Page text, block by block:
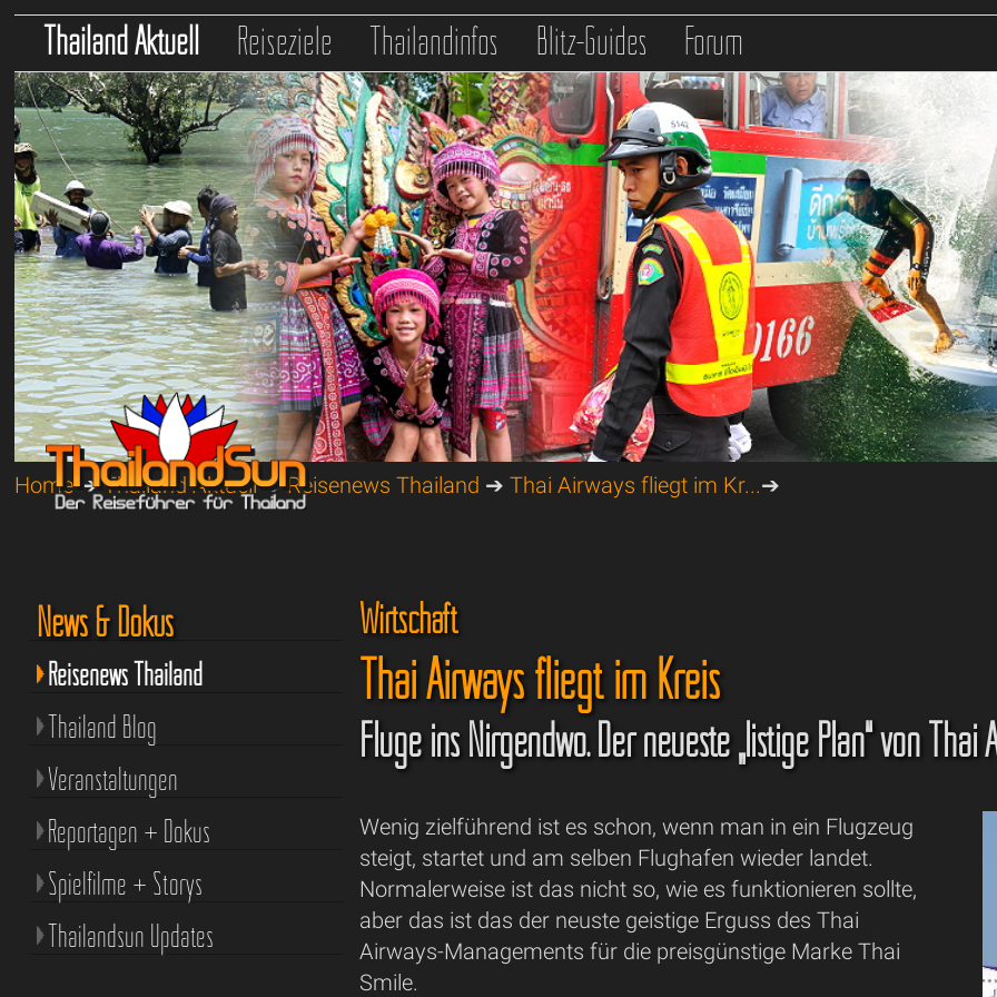
Thailand Aktuell Reiseziele Thailandinfos Blitz-Guides Forum
Home➔Thailand Aktuell➔Reisenews Thailand ➔Thai Airways fliegt im Kr...➔
Wirtschaft
Thai Airways fliegt im Kreis
Flüge ins Nirgendwo. Der neueste „listige Plan“ von Thai
Wenig zielführend ist es schon, wenn man in ein Flugzeug
steigt, startet und am selben Flughafen wieder landet.
Normalerweise ist das nicht so, wie es funktionieren sollte,
aber das ist das der neuste geistige Erguss des Thai
Airways-Managements für die preisgünstige Marke Thai
Smile.
News & Dokus
Reisenews Thailand
Thailand Blog
Veranstaltungen
Reportagen + Dokus
Spielfilme + Storys
Thailandsun Updates